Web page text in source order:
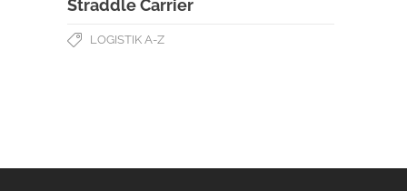
Straddle Carrier
LOGISTIK A-Z